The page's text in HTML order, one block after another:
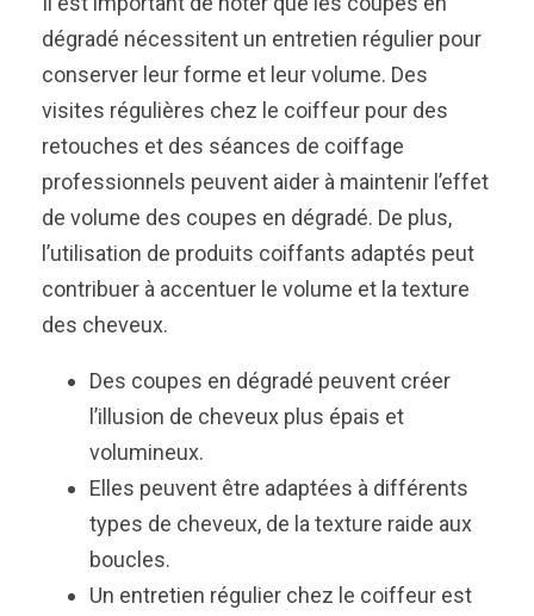
dégradé nécessitent un entretien régulier pour
conserver leur forme et leur volume. Des
visites régulières chez le coiffeur pour des
retouches et des séances de coiffage
professionnels peuvent aider à maintenir l’effet
de volume des coupes en dégradé. De plus,
l’utilisation de produits coiffants adaptés peut
contribuer à accentuer le volume et la texture
des cheveux.
Des coupes en dégradé peuvent créer
l’illusion de cheveux plus épais et
volumineux.
Elles peuvent être adaptées à différents
types de cheveux, de la texture raide aux
boucles.
Un entretien régulier chez le coiffeur est